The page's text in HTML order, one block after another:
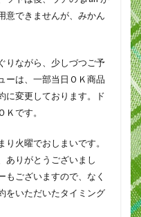
意できませんが、みかん
りながら、少しづつご予
ーは、一部当日ＯＫ商品
に変更しております。ド
です。
火曜でおしまいです。
ありがとうございまし
もございますので、なく
をいただいたタイミング